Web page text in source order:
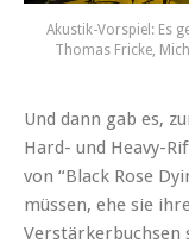
Akustik-Vorspiel: Es
Thomas Fricke,
Und dann gab es,
Hard- und Heavy-
von “Black Rose
müssen, ehe sie
Verstärkerbuchsen